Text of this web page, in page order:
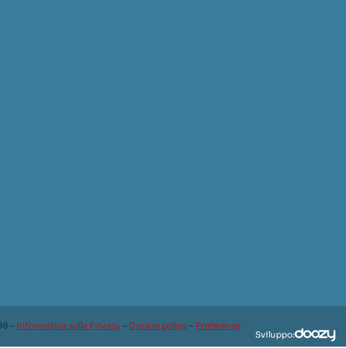
– Informativa sulla Privacy – Cookie policy – Preferenze
Sviluppo: